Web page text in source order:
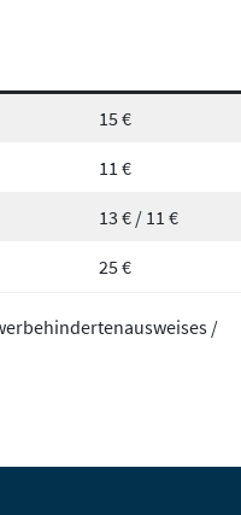
15 €
11 €
13 € / 11 €
25 €
/